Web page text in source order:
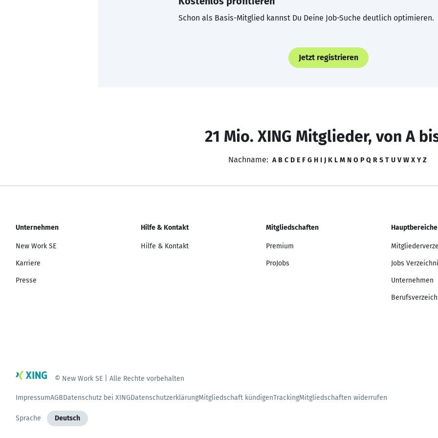
Schon als Basis-Mitglied kannst Du Deine Job-Suche deutlich optimieren.
Jetzt registrieren
21 Mio. XING Mitglieder, von A
Nachname: A B C D E F G H I J K L M N O P Q R S T U V W X Y Z
Unternehmen
New Work SE
Karriere
Presse
Hilfe & Kontakt
Hilfe & Kontakt
Mitgliedschaften
Premium
ProJobs
Hauptbereiche
Jobs
Unternehmen
© New Work SE | Alle Rechte vorbehalten
ImpressumAGBDatenschutz bei XINGDatenschutzerklärungMitgliedschaft kündigenTrackingMitgliedschaften widerrufen
Sprache Deutsch